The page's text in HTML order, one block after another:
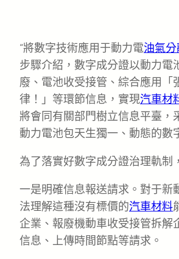
“將數字技術應用于動力電油氣
步驟介紹，數字成分證以動力
廢、電池收受接管、綜合應用
律！」等環節信息，實現汽車材
將會同有關部門樹立信息平臺，
動力電池包天生獨一、動態的數
為了落實好數字成分證治理軌制
一是明確信息報送請求。對于新
法理解這種沒有標價的汽車材料
企業、報廢機動車收受接管拆
信息、上傳時間節點等請求。